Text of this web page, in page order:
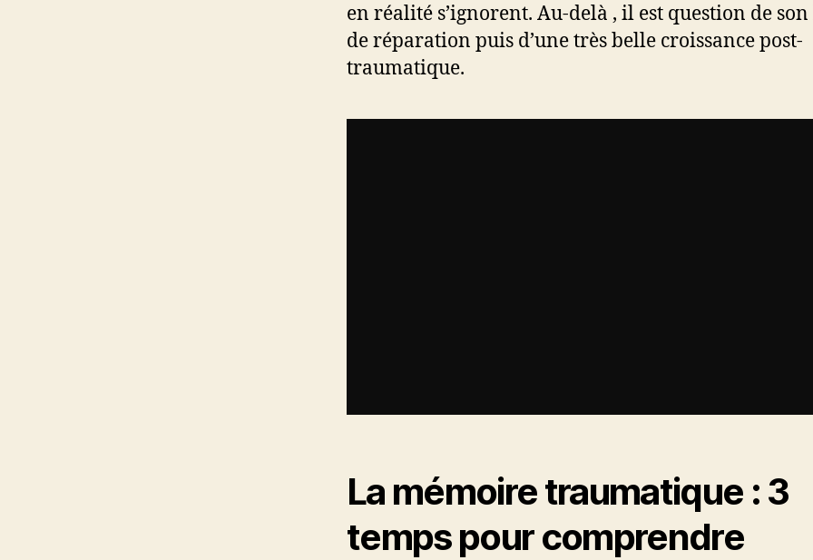
en réalité s’ignorent. Au-delà , il est question de
de réparation puis d’une très belle croissance post-
traumatique.
La mémoire traumatique : 3
temps pour comprendre